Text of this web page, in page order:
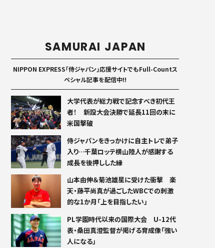
SAMURAI JAPAN
NIPPON EXPRESS「侍ジャパン」応援サイトでもFull-Countス
ペシャル記事を配信中!!
大学代表が総力戦で記念すべき初代王
者！ 新設大会決勝で延長11回の末に
米国撃破
侍ジャパンをきっかけに自主トレで弟子
入り…千葉ロッテ横山陸人が感謝する
成長を後押しした縁
山本由伸＆菊池雄星に受けた衝撃 楽
天・藤平尚真が過ごしたWBCでの刺激
的な1か月「上を目指したい」
PL学園時代以来の国際大会 U-12代
表・桑田真澄監督が掲げる育成像「強い
人になる」